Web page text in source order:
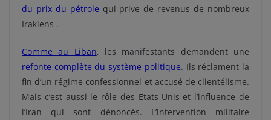
du prix du pétrole qui prive de revenus de nombreux
Irakiens .
Comme au Liban, les manifestants demandent une
refonte complète du système politique. Ils réclament la
fin d’un régime confessionnel et accusé de clientélisme.
Mais c’est aussi le rôle des Etats-Unis et l’influence de
l’Iran qui sont dénoncés. L’intervention militaire